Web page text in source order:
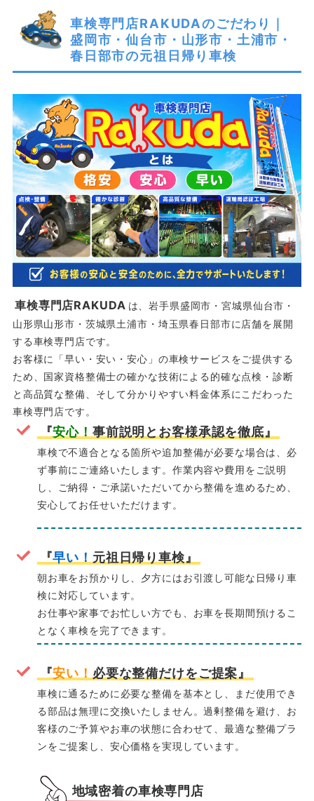
車検専門店RAKUDAのごだわり｜
盛岡市・仙台市・山形市・土浦市・
春日部市の元祖日帰り車検
車検専門店RAKUDA は、岩手県盛岡市・宮城県仙台市・
山形県山形市・茨城県土浦市・埼玉県春日部市に店舗を展開
する車検専門店です。
お客様に「早い・安い・安心」の車検サービスをご提供する
ため、国家資格整備士の確かな技術による的確な点検・診断
と高品質な整備、そして分かりやすい料金体系にこだわった
車検専門店です。
『安心！ 事前説明とお客様承認を徹底』
車検で不適合となる箇所や追加整備が必要な場合は、必
ず事前にご連絡いたします。作業内容や費用をご説明
し、ご納得・ご承諾いただいてから整備を進めるため、
安心してお任せいただけます。
『早い！ 元祖日帰り車検』
朝お車をお預かりし、夕方にはお引渡し可能な日帰り車
検に対応しています。
お仕事や家事でお忙しい方でも、お車を長期間預けるこ
となく車検を完了できます。
『安い！ 必要な整備だけをご提案』
車検に通るために必要な整備を基本とし、まだ使用でき
る部品は無理に交換いたしません。過剰整備を避け、お
客様のご予算やお車の状態に合わせて、最適な整備プラ
ンをご提案し、安心価格を実現しています。
地域密着の車検専門店